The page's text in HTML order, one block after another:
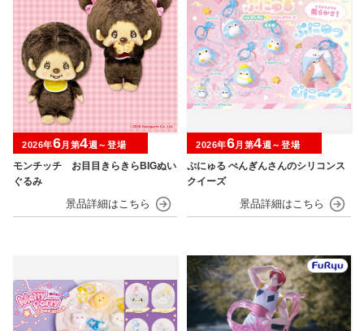
モンチッチ お目目きらきらBIGぬい
ぐるみ
2026年6月第4週～登場
ぷにゅる ぺんぎんさんのシリコンス
クイーズ
2026年6月第4週～登場